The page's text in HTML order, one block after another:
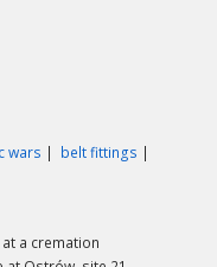
wars
belt fittings
a cremation